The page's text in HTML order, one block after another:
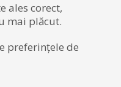
ales corect,
mai plăcut.
preferințele de